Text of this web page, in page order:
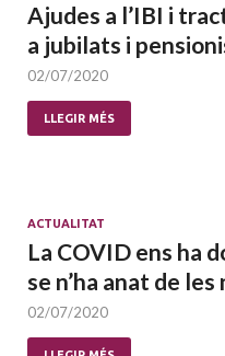
Ajudes a l’IBI i
a jubilats i
02/07/2020
LLEGIR MÉS
ACTUALITAT
La COVID ens ha
se n’ha anat de
02/07/2020